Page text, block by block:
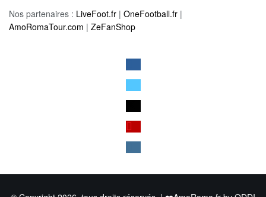
Nos partenaires : LiveFoot.fr | OneFootball.fr |
AmoRomaTour.com | ZeFanShop